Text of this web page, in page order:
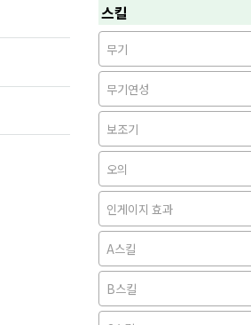
스킬
무기
무기연성
보조기
오의
인게이지 효과
A스킬
B스킬